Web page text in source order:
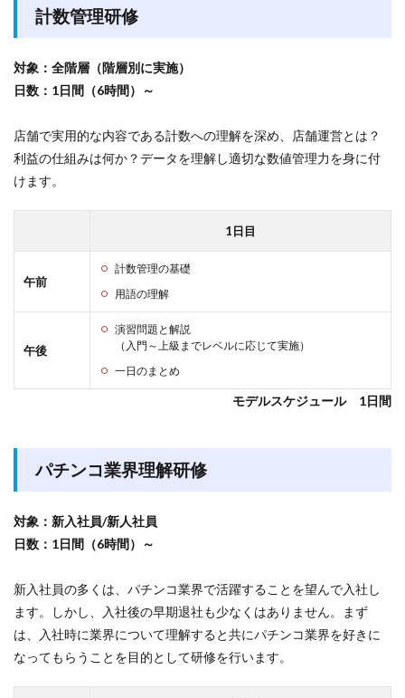
計数管理研修
対象：全階層（階層別に実施）
日数：1日間（6時間）～
店舗で実用的な内容である計数への理解を深め、店舗運営とは？
利益の仕組みは何か？データを理解し適切な数値管理力を身に付
けます。
1日目
午前
計数管理の基礎
用語の理解
午後
演習問題と解説
（入門～上級までレベルに応じて実施）
一日のまとめ
モデルスケジュール 1日間
パチンコ業界理解研修
対象：新入社員/新人社員
日数：1日間（6時間）～
新入社員の多くは、パチンコ業界で活躍することを望んで入社し
ます。しかし、入社後の早期退社も少なくはありません。まず
は、入社時に業界について理解すると共にパチンコ業界を好きに
なってもらうことを目的として研修を行います。